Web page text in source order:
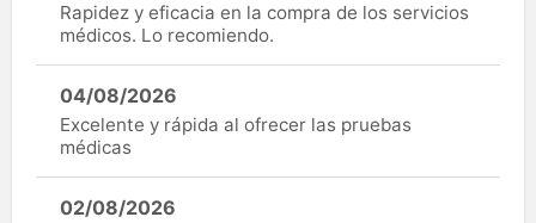
Rapidez y eficacia en la compra de los servicios
médicos. Lo recomiendo.
04/08/2026
Excelente y rápida al ofrecer las pruebas
médicas
02/08/2026